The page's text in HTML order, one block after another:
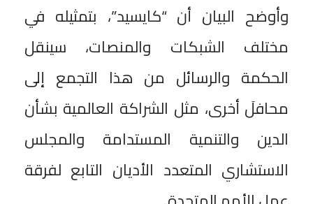
وأوضح البيان أن “كايسيد”، بتمثيله في
مختلف الشبكات والمنصات، سينقل
الحكمة والرسائل من هذا التجمع إلى
محافلَ أخرى، مثل الشراكة العالمية بشأن
الدين والتنمية المستدامة والمجلس
الاستشاري المتعدد الأديان التابع لفرقة